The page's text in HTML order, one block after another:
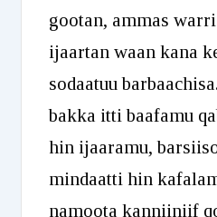
gootan, ammas
ijaartan waan kana
sodaatuu
bakka itti baafamu
hin ijaaramu,
mindaatti hin
namoota kanniiniif